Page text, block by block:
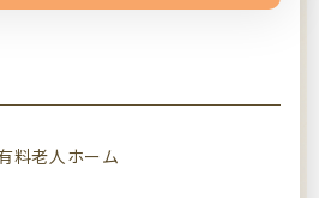
料老人ホーム